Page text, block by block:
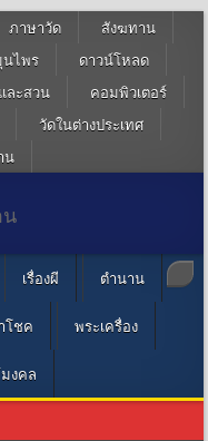
ภาษาวัด
สังฆทาน
ไพร
ดาวน์โหลด
ละสวน
คอมพิวเตอร์
วัดในต่างประเทศ
น
เรื่องผี ตำนาน
โชค พระเครื่อง
งคล